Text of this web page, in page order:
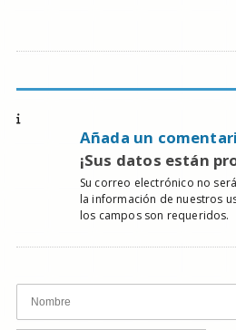
Añada un
¡Sus datos están
Su correo electrónico no
la información de nuestros
los campos son requeridos.